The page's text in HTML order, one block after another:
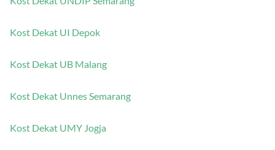
Kost Dekat UI Depok
Kost Dekat UB Malang
Kost Dekat Unnes Semarang
Kost Dekat UMY Jogja